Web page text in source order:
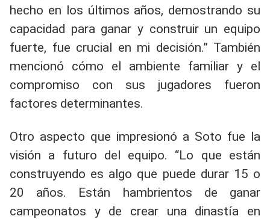
hecho en los últimos años, demostrando su
capacidad para ganar y construir un equipo
fuerte, fue crucial en mi decisión.” También
mencionó cómo el ambiente familiar y el
compromiso con sus jugadores fueron
factores determinantes.
Otro aspecto que impresionó a Soto fue la
visión a futuro del equipo. “Lo que están
construyendo es algo que puede durar 15 o
20 años. Están hambrientos de ganar
campeonatos y de crear una dinastía en